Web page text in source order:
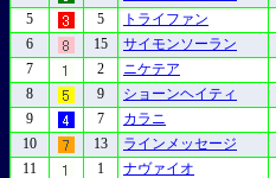
5
5 トライファン
6
15 サイモンソーラン
7
2 ニケテア
8
9 ショーンヘイティ
9
7 カラニ
10
13 ラインメッセージ
11
1 ナヴァイオ